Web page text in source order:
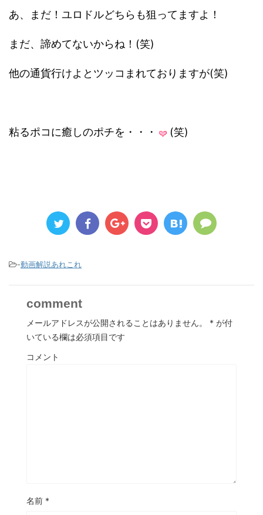
あ、まだ！ユロドルどちらも狙ってますよ！
まだ、諦めてないからね！(笑)
他の通貨行けよとツッコまれておりますが(笑)
粘るポコに癒しのポチを・・・ (笑)
-動画解説あれこれ
comment
メールアドレスが公開されることはありません。 * が付
いている欄は必須項目です
コメント
名前 *